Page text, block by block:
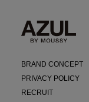
BRAND CONCEPT
PRIVACY POLICY
RECRUIT